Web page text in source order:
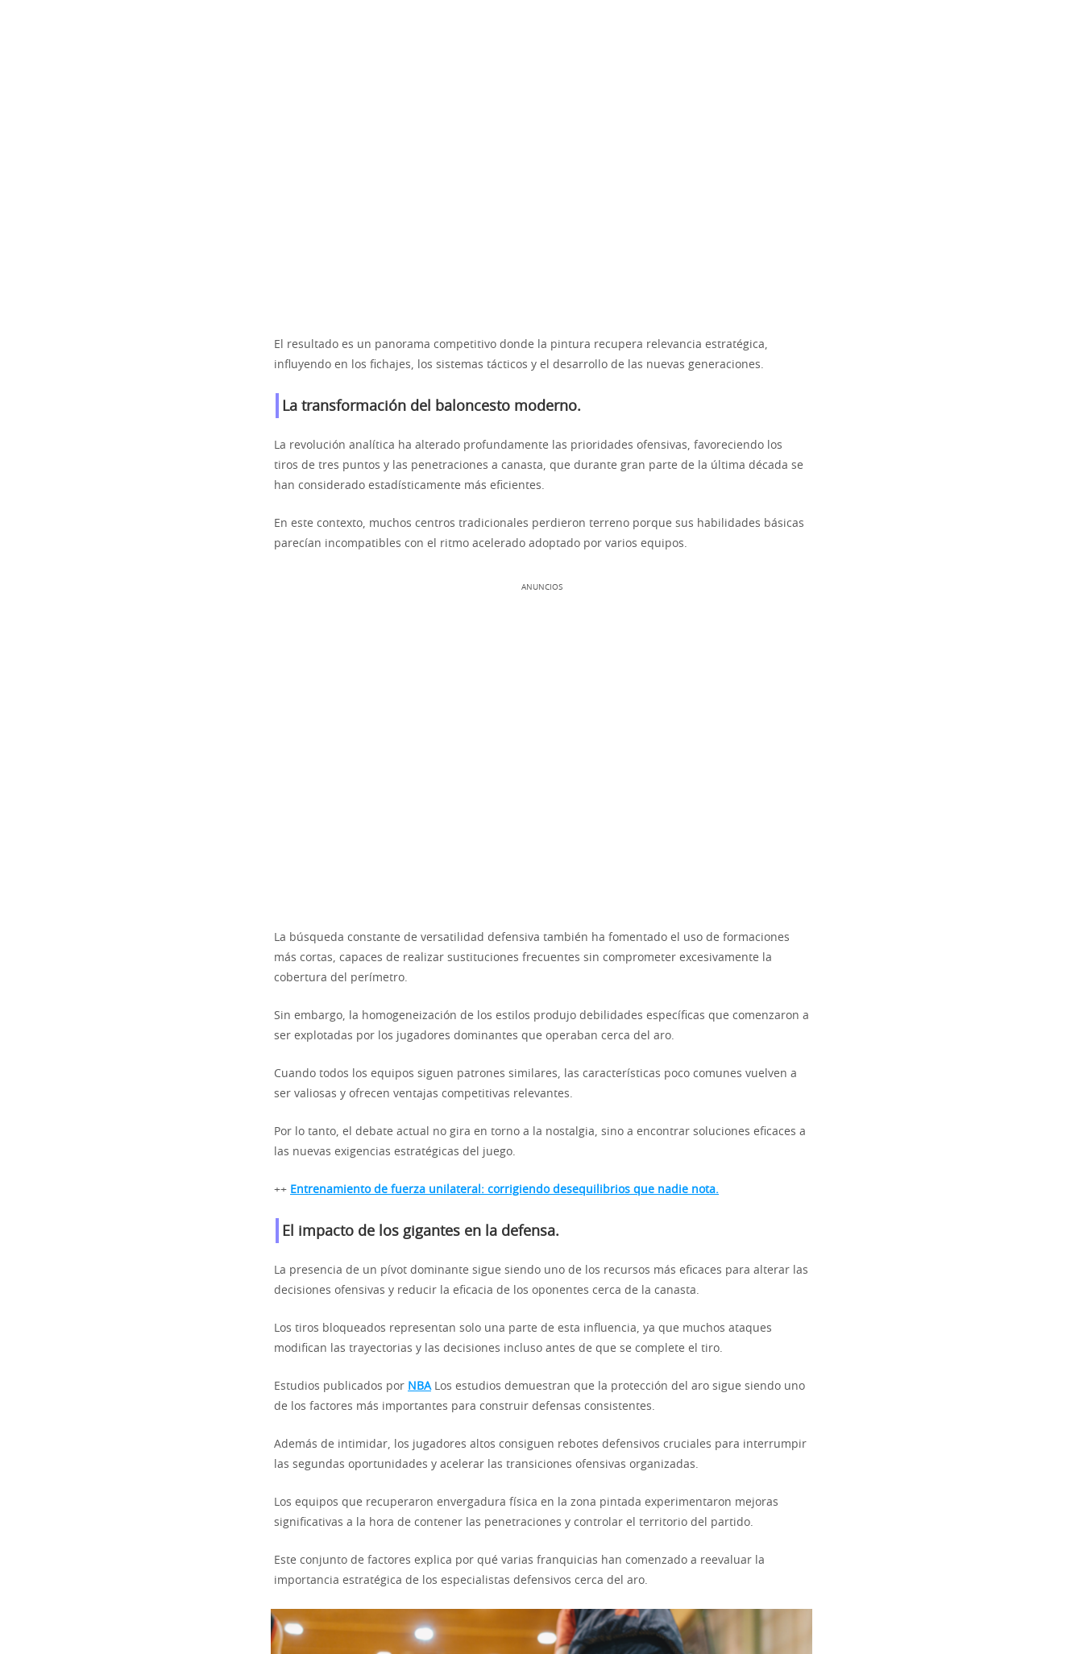
El resultado es un panorama competitivo donde la pintura recupera relevancia estratégica,
influyendo en los fichajes, los sistemas tácticos y el desarrollo de las nuevas generaciones.
La transformación del baloncesto moderno.
La revolución analítica ha alterado profundamente las prioridades ofensivas, favoreciendo los
tiros de tres puntos y las penetraciones a canasta, que durante gran parte de la última década se
han considerado estadísticamente más eficientes.
En este contexto, muchos centros tradicionales perdieron terreno porque sus habilidades básicas
parecían incompatibles con el ritmo acelerado adoptado por varios equipos.
ANUNCIOS
La búsqueda constante de versatilidad defensiva también ha fomentado el uso de formaciones
más cortas, capaces de realizar sustituciones frecuentes sin comprometer excesivamente la
cobertura del perímetro.
Sin embargo, la homogeneización de los estilos produjo debilidades específicas que comenzaron a
ser explotadas por los jugadores dominantes que operaban cerca del aro.
Cuando todos los equipos siguen patrones similares, las características poco comunes vuelven a
ser valiosas y ofrecen ventajas competitivas relevantes.
Por lo tanto, el debate actual no gira en torno a la nostalgia, sino a encontrar soluciones eficaces a
las nuevas exigencias estratégicas del juego.
++ Entrenamiento de fuerza unilateral: corrigiendo desequilibrios que nadie nota.
El impacto de los gigantes en la defensa.
La presencia de un pívot dominante sigue siendo uno de los recursos más eficaces para alterar las
decisiones ofensivas y reducir la eficacia de los oponentes cerca de la canasta.
Los tiros bloqueados representan solo una parte de esta influencia, ya que muchos ataques
modifican las trayectorias y las decisiones incluso antes de que se complete el tiro.
Estudios publicados por NBALos estudios demuestran que la protección del aro sigue siendo uno
de los factores más importantes para construir defensas consistentes.
Además de intimidar, los jugadores altos consiguen rebotes defensivos cruciales para interrumpir
las segundas oportunidades y acelerar las transiciones ofensivas organizadas.
Los equipos que recuperaron envergadura física en la zona pintada experimentaron mejoras
significativas a la hora de contener las penetraciones y controlar el territorio del partido.
Este conjunto de factores explica por qué varias franquicias han comenzado a reevaluar la
importancia estratégica de los especialistas defensivos cerca del aro.